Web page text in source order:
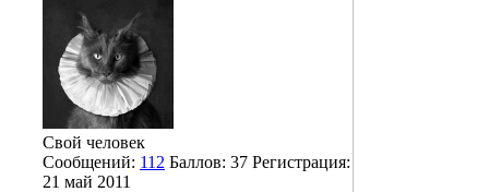
Свой человек
Сообщений: 112 Баллов: 37 Регистрация:
21 май 2011